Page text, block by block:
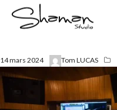
14 mars 2024 Tom LUCAS